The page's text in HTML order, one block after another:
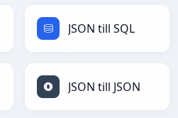
JSON till SQL
JSON till JSON